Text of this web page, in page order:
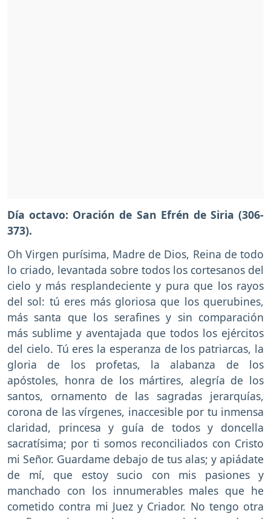
Día octavo: Oración de San Efrén de Siria (306-
373).
Oh Virgen purísima, Madre de Dios, Reina de todo
lo criado, levantada sobre todos los cortesanos del
cielo y más resplandeciente y pura que los rayos
del sol: tú eres más gloriosa que los querubines,
más santa que los serafines y sin comparación
más sublime y aventajada que todos los ejércitos
del cielo. Tú eres la esperanza de los patriarcas, la
gloria de los profetas, la alabanza de los
apóstoles, honra de los mártires, alegría de los
santos, ornamento de las sagradas jerarquías,
corona de las vírgenes, inaccesible por tu inmensa
claridad, princesa y guía de todos y doncella
sacratísima; por ti somos reconciliados con Cristo
mi Señor. Guardame debajo de tus alas; y apiádate
de mí, que estoy sucio con mis pasiones y
manchado con los innumerables males que he
cometido contra mi Juez y Criador. No tengo otra